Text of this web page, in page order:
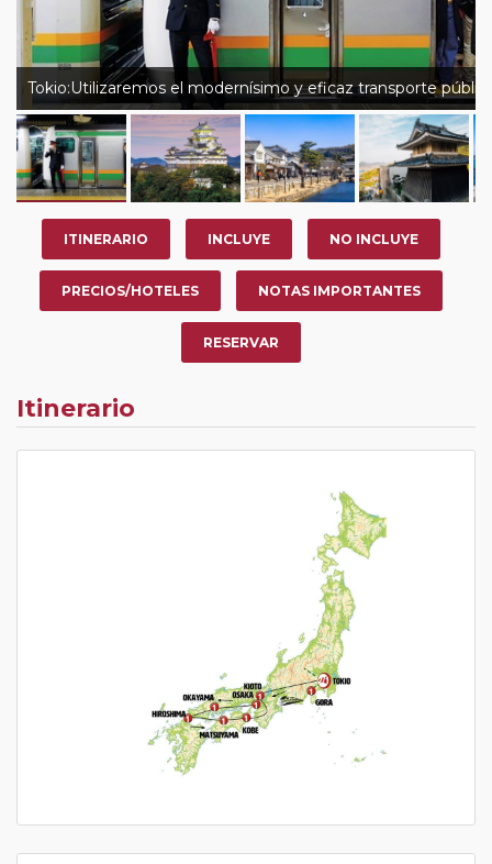
Tokio:Utilizaremos el modernísimo y eficaz transporte
ITINERARIO INCLUYE NO INCLUYE
PRECIOS/HOTELES NOTAS IMPORTANTES
RESERVAR
Itinerario